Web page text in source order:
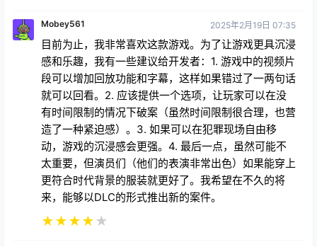
Mobey561 2025年2月19日 07:35
目前为止，我非常喜欢这款游戏。为了让游戏更具沉浸
感和乐趣，我有一些建议给开发者：1. 游戏中的视频片
段可以增加回放功能和字幕，这样如果错过了一两句话
就可以回看。2. 应该提供一个选项，让玩家可以在没
有时间限制的情况下破案（虽然时间限制很合理，也营
造了一种紧迫感）。3. 如果可以在犯罪现场自由移
动，游戏的沉浸感会更强。4. 最后一点，虽然可能不
太重要，但演员们（他们的表演非常出色）如果能穿上
更符合时代背景的服装就更好了。我希望在不久的将
来，能够以DLC的形式推出新的案件。
★★★★★